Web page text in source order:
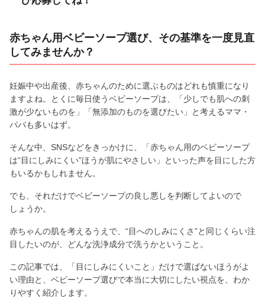
赤ちゃん用ベビーソープ選び、その基準を一度見直
してみませんか？
妊娠中や出産後、赤ちゃんのために選ぶものはどれも慎重になり
ますよね。とくに毎日使うベビーソープは、「少しでも肌への刺
激が少ないものを」「無添加のものを選びたい」と考えるママ・
パパも多いはず。
そんな中、SNSなどをきっかけに、「赤ちゃん用のベビーソープ
は“目にしみにくい”ほうが肌にやさしい」といった声を目にした方
もいるかもしれません。
でも、それだけでベビーソープの良し悪しを判断してよいので
しょうか。
赤ちゃんの肌を考えるうえで、“目へのしみにくさ”と同じくらい注
目したいのが、どんな洗浄成分で洗うかということ。
この記事では、「目にしみにくいこと」だけで選ばないほうがよ
い理由と、ベビーソープ選びで本当に大切にしたい視点を、わか
りやすく紹介します。